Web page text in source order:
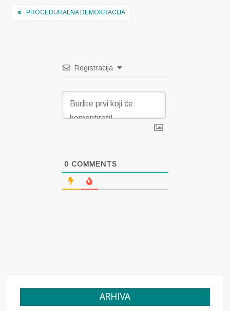
Navigacija
PROCEDURALNA DEMOKRACIJA
Registracija
0 COMMENTS
ARHIVA